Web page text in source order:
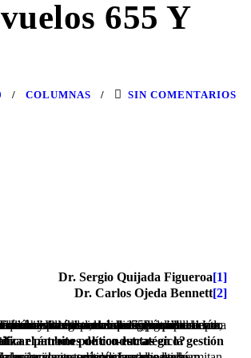
655 Y
COLUMNAS SIN COMENTARIOS
Dr. Sergio Quijada Figueroa[1]
Dr. Carlos Ojeda Bennett[2]
en la gestión de crisis que realiza el ámbito político-estratégico?